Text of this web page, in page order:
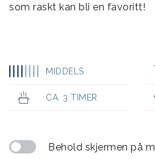
som raskt kan bli en favoritt!
MIDDELS
CA. 3 TIMER
Behold skjermen på